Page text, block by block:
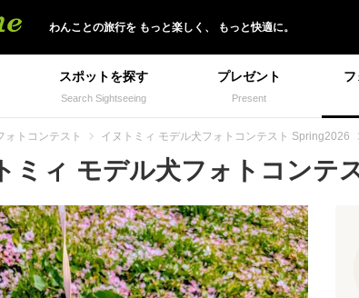
わんことの旅行を もっと楽しく、 もっと快適に。
スポットを探す
Search Sightseeing
プレゼント
Present
ォトコンテスト イヌトミィ モデル犬フォトコンテスト Spring2026
ミィ モデル犬フォトコンテ